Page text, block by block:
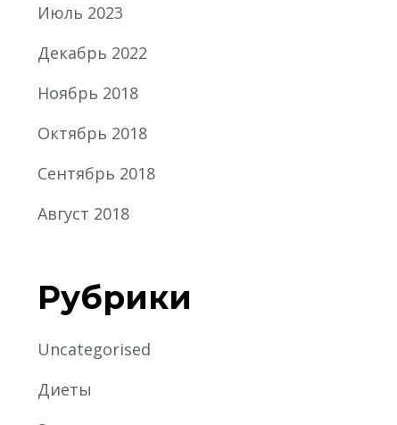
Июль 2023
Декабрь 2022
Ноябрь 2018
Октябрь 2018
Сентябрь 2018
Август 2018
Рубрики
Uncategorised
Диеты